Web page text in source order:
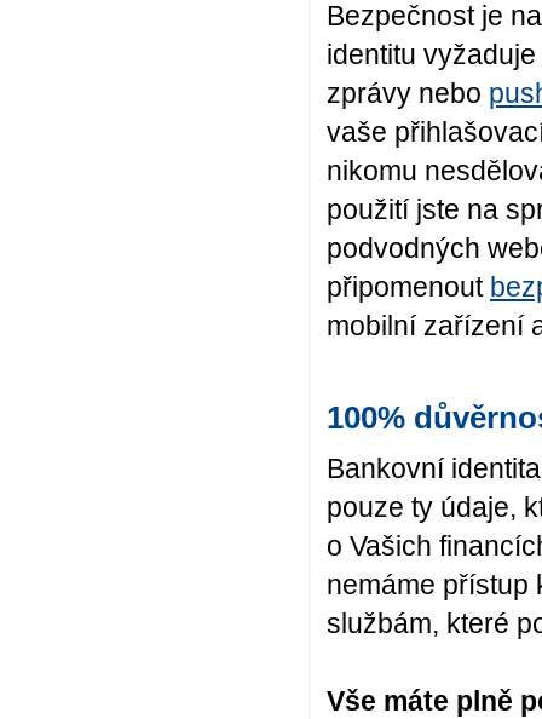
Bezpečnost je
identitu
zprávy nebo
vaše
nikomu
použití jste na
podvodných
připomenout
mobilní zařízení
100%
Bankovní
pouze ty údaje,
o Vašich
nemáme přístup
službám, které
Vše máte plně